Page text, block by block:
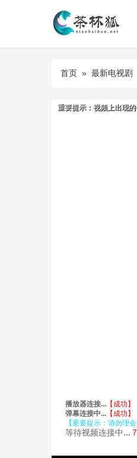
首页 » 最新电视剧